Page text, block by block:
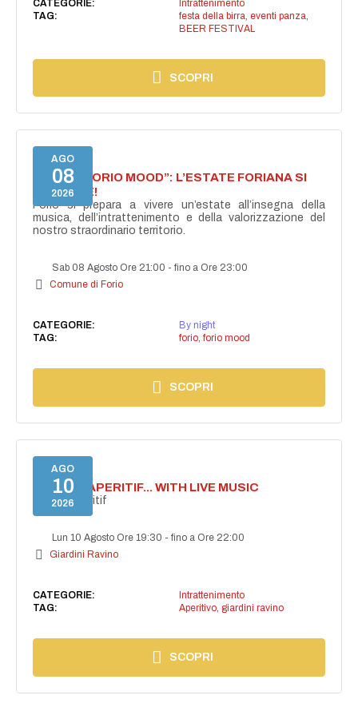
CATEGORIE:
Intrattenimento
TAG:
festa della birra eventi panza
BEER FESTIVAL
SCOPRI
AGO
08
2026
NASCE “FORIO MOOD”: L’ESTATE FORIANA SI
ACCENDE!
Forio si prepara a vivere un’estate all’insegna della
musica, dell’intrattenimento e della valorizzazione del
nostro straordinario territorio.
Sab 08 Agosto Ore 21:00 -fino a Ore 23:00
Comune di Forio
CATEGORIE:
By night
TAG:
forio, forio mood
SCOPRI
AGO
10
2026
SECRET APERITIF... WITH LIVE MUSIC
Secret aperitif
Lun 10 Agosto Ore 19:30 -fino a Ore 22:00
Giardini Ravino
CATEGORIE:
Intrattenimento
TAG:
Aperitivo, giardini ravino
SCOPRI